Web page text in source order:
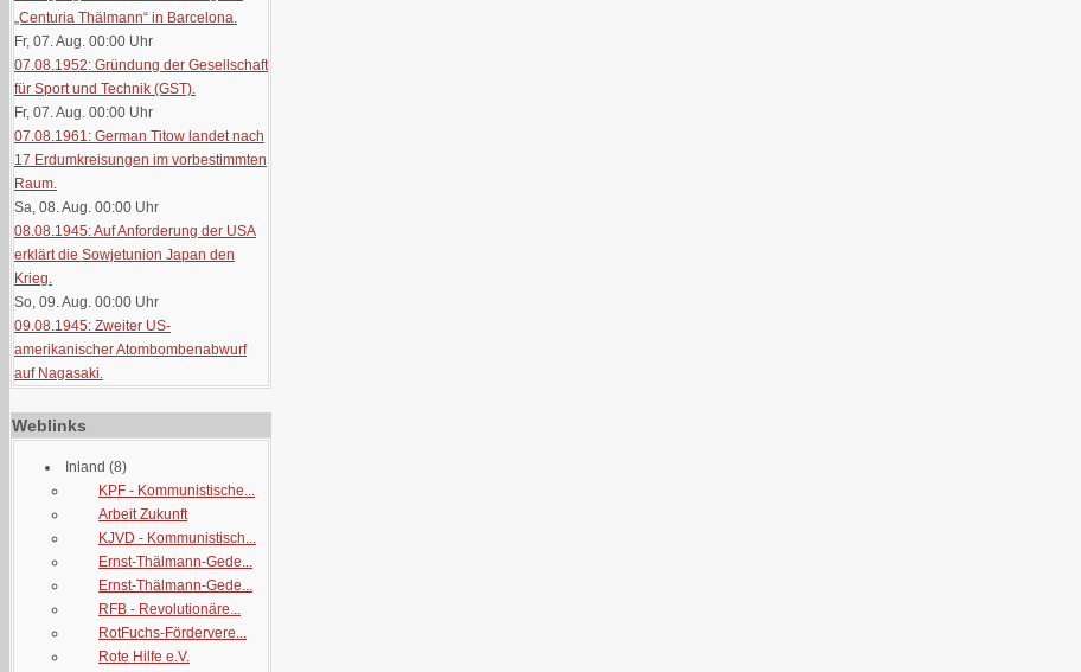
„Centuria Thälmann“ in Barcelona.
Fr, 07. Aug. 00:00 Uhr
07.08.1952: Gründung der Gesellschaft
für Sport und Technik (GST).
Fr, 07. Aug. 00:00 Uhr
07.08.1961: German Titow landet nach
17 Erdumkreisungen im vorbestimmten
Raum.
Sa, 08. Aug. 00:00 Uhr
08.08.1945: Auf Anforderung der USA
erklärt die Sowjetunion Japan den
Krieg.
So, 09. Aug. 00:00 Uhr
09.08.1945: Zweiter US-
amerikanischer Atombombenabwurf
auf Nagasaki.
Weblinks
Inland (8)
KPF - Kommunistische...
Arbeit Zukunft
KJVD - Kommunistisch...
Ernst-Thälmann-Gede...
Ernst-Thälmann-Gede...
RFB - Revolutionäre...
RotFuchs-Fördervere...
Rote Hilfe e.V.